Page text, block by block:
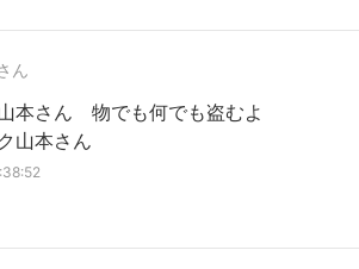
ん
本さん 物でも何でも盗むよ
山本さん